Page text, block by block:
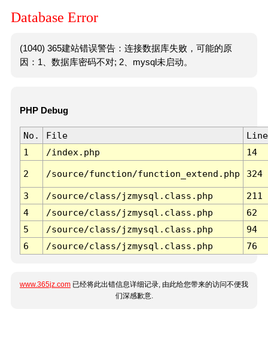
Database Error
(1040) 365建站错误警告：连接数据库失败，可能的原
因：1、数据库密码不对; 2、mysql未启动。
PHP Debug
No. File
Line
1
/index.php 14
2 /source/function/function_extend.php 324
3 /source/class/jzmysql.class.php
211
4
/source/class/jzmysql.class.php
62
5
/source/class/jzmysql.class.php
94
6
/source/class/jzmysql.class.php 76
www.365jz.com 已经将此出错信息详细记录, 由此给您带来的访问不便我
们深感歉意.